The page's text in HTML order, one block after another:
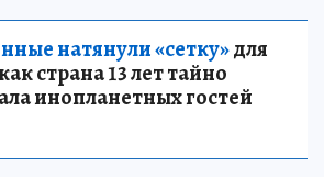
натянули «сетку»для
страна 13 лет тайно
инопланетных гостей